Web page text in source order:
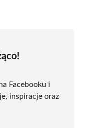
Facebooku i
inspiracje oraz